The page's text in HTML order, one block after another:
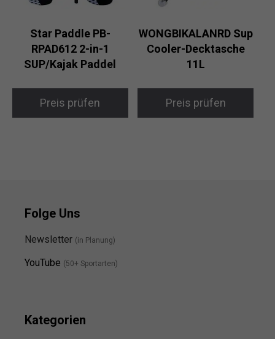
Star Paddle PB-
RPAD612 2-in-1
SUP/Kajak Paddel
Preis prüfen
WONGBIKALANRD Sup
Cooler-Decktasche
11L
Preis prüfen
Folge Uns
Newsletter (in Planung)
YouTube (50+ Sportarten)
Kategorien